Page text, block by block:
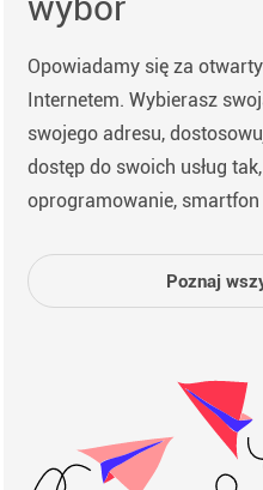
Opowiadamy się za
Internetem. Wybierasz
swojego adresu,
dostęp do swoich usług
oprogramowanie,
Poznaj